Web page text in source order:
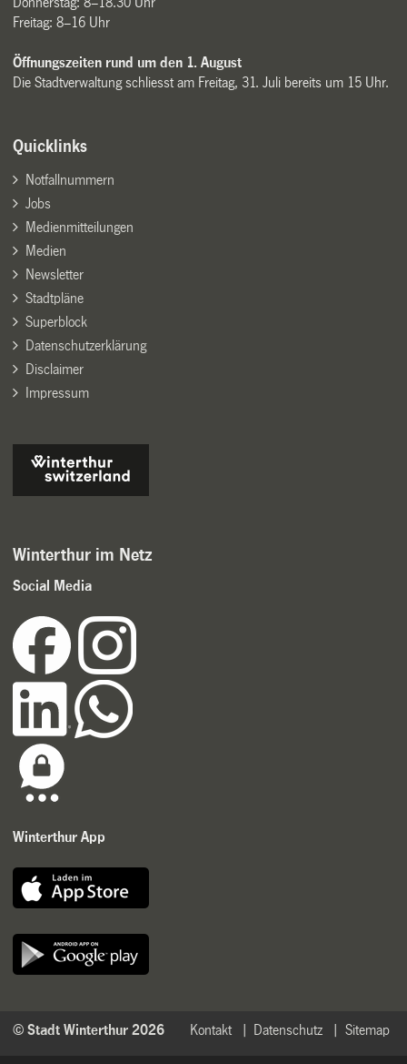
Freitag: 8–16 Uhr
Öffnungszeiten rund um den 1. August
Die Stadtverwaltung schliesst am Freitag, 31. Juli bereits um 15 Uhr.
Quicklinks
Notfallnummern
Jobs
Medienmitteilungen
Medien
Newsletter
Stadtpläne
Superblock
Datenschutzerklärung
Disclaimer
Impressum
Winterthur im Netz
Social Media
Winterthur App
Sitemap
Datenschutz
Kontakt
© Stadt Winterthur 2026